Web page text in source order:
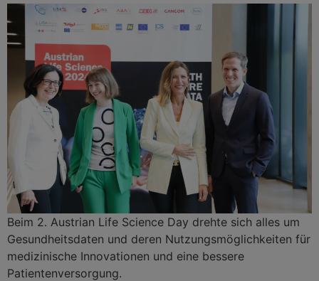
Beim 2. Austrian Life Science Day drehte sich alles um
Gesundheitsdaten und deren Nutzungsmöglichkeiten für
medizinische Innovationen und eine bessere
Patientenversorgung.